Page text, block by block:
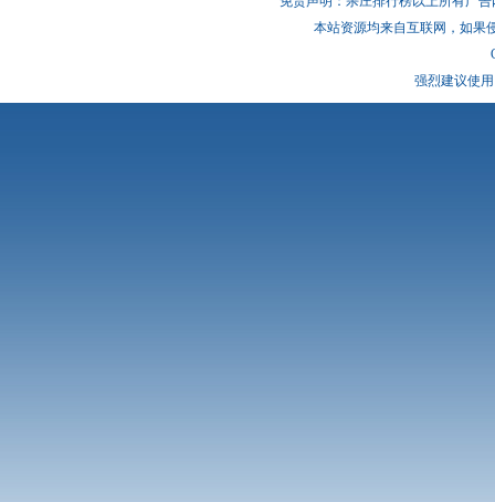
本站资源均来自互联网，如果
强烈建议使